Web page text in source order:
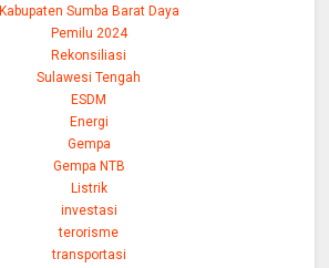
Kabupaten Sumba Barat Daya
Pemilu 2024
Rekonsiliasi
Sulawesi Tengah
ESDM
Energi
Gempa
Gempa NTB
Listrik
investasi
terorisme
transportasi